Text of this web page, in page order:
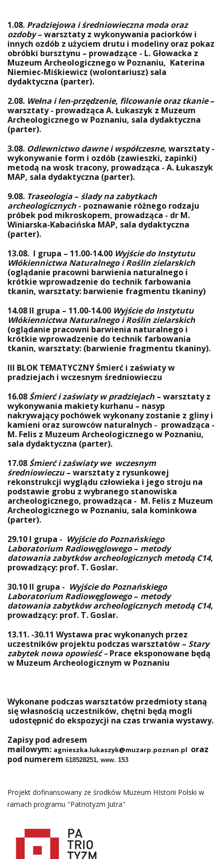
1.08. Pradziejowa i średniowieczna moda oraz
ozdoby– warsztaty z wykonywania paciorków i
innych ozdób z użyciem drutu i modeliny oraz pokaz
obróbki bursztynu – prowadzące - L. Głowacka z
Muzeum Archeologicznego w Poznaniu, Katerina
Niemiec-Miśkiewicz (wolontariusz) sala
dydaktyczna (parter).
2.08. Wełna i len-przędzenie, filcowanie oraz tkanie–
warsztaty - prowadząca A. Łukaszyk z Muzeum
Archeologicznego w Poznaniu, sala dydaktyczna
(parter).
3.08. Odlewnictwo dawne i współczesne, warsztaty -
wykonywanie form i ozdób (zawieszki, zapinki)
metodą na wosk tracony, prowadząca - A. Łukaszyk
MAP, sala dydaktyczna (parter).
9.08. Traseologia – ślady na zabytkach
archeologicznych - poznawanie różnego rodzaju
próbek pod mikroskopem, prowadząca - dr M.
Winiarska-Kabacińska MAP, sala dydaktyczna
(parter).
13.08. I grupa – 11.00-14.00 Wyjście do Instytutu
Włókiennictwa Naturalnego i Roślin zielarskich
(oglądanie pracowni barwienia naturalnego i
krótkie wprowadzenie do technik farbowania
tkanin, warsztaty: barwienie fragmentu tkaniny)
14.08 II grupa – 11.00-14.00 Wyjście do Instytutu
Włókiennictwa Naturalnego i Roślin zielarskich
(oglądanie pracowni barwienia naturalnego i
krótkie wprowadzenie do technik farbowania
tkanin, warsztaty: (barwienie fragmentu tkaniny).
III BLOK TEMATYCZNY Śmierć i zaświaty w
pradziejach i wczesnym średniowieczu
16.08 Śmierć i zaświaty w pradziejach – warsztaty z
wykonywania makiety kurhanu – nasyp
nakrywający pochówek wykonany zostanie z gliny i
kamieni oraz surowców naturalnych - prowadząca -
M. Felis z Muzeum Archeologicznego w Poznaniu,
sala dydaktyczna (parter).
17.08 Śmierć i zaświaty we wczesnym
średniowieczu– warsztaty z rysunkowej
rekonstrukcji wyglądu człowieka i jego stroju na
podstawie grobu z wybranego stanowiska
archeologicznego, prowadząca - M. Felis z Muzeum
Archeologicznego w Poznaniu, sala kominkowa
(parter).
29.10 I grupa - Wyjście do Poznańskiego
Laboratorium Radiowęglowego– metody
datowania zabytków archeologicznych metodą C14,
prowadzący: prof. T. Goslar.
30.10 II grupa - Wyjście do Poznańskiego
Laboratorium Radiowęglowego– metody
datowania zabytków archeologicznych metodą C14,
prowadzący: prof. T. Goslar.
13.11. -30.11 Wystawa prac wykonanych przez
uczestników projektu podczas warsztatów – Stary
zabytek nowa opowieść –Prace eksponowane będą
w Muzeum Archeologicznym w Poznaniu
Wykonane podczas warsztatów przedmioty staną
się własnością uczestników, chętni będą mogli
udostępnić do ekspozycji na czas trwania wystawy.
Zapisy pod adresem
mailowym: agnieszka.lukaszyk@muzarp.poznan.pl oraz
pod numerem 618528251, wew. 153
Projekt dofinansowany ze środków Muzeum HIstorii Polski w
ramach programu "Patriotyzm Jutra"